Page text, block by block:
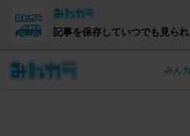
記事を保存していつでも見られ
みん